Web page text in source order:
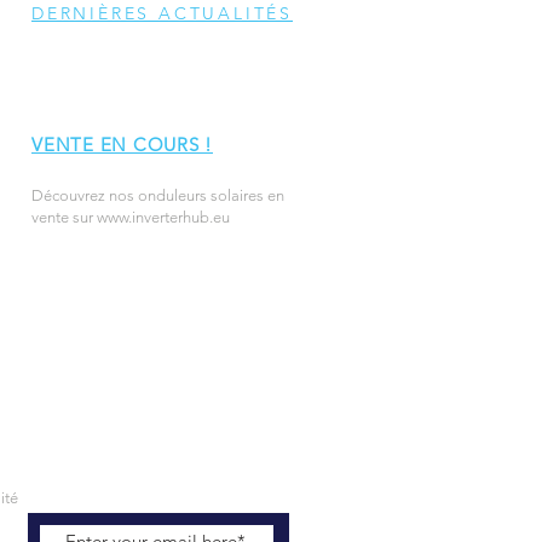
DERNIÈRES ACTUALITÉS
VENTE EN COURS !
Découvrez nos onduleurs solaires en
vente sur www.inverterhub.eu